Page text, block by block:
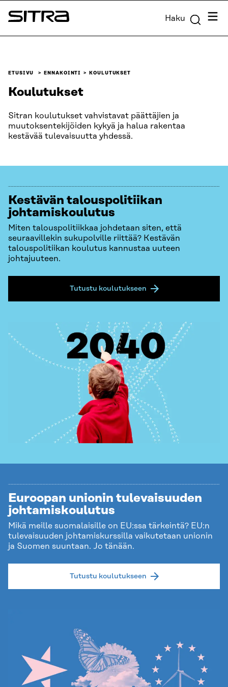
Siirry
suoraan
Sitra Haku
ETUSIVU ENNAKOINTI KOULUTUKSET
Koulutukset
Sitran koulutukset vahvistavat päättäjien ja
muutoksentekijöiden kykyä ja halua rakentaa
kestävää tulevaisuutta yhdessä.
Kestävän talouspolitiikan
johtamiskoulutus
Miten talouspolitiikkaa johdetaan siten, että
seuraavillekin sukupolville riittää? Kestävän
talouspolitiikan koulutus kannustaa uuteen
johtajuuteen.
Tutustu koulutukseen
Euroopan unionin tulevaisuuden
johtamiskoulutus
Mikä meille suomalaisille on EU:ssa tärkeintä? EU:n
tulevaisuuden johtamiskurssilla vaikutetaan unionin
ja Suomen suuntaan. Jo tänään.
Tutustu koulutukseen